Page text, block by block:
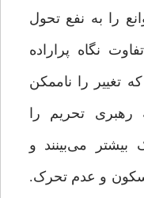
را به نفع تحول
نگاه پراراده
تغییر را ناممکن
تحریم را
می‌بینند و
سکون و عدم تحرک.